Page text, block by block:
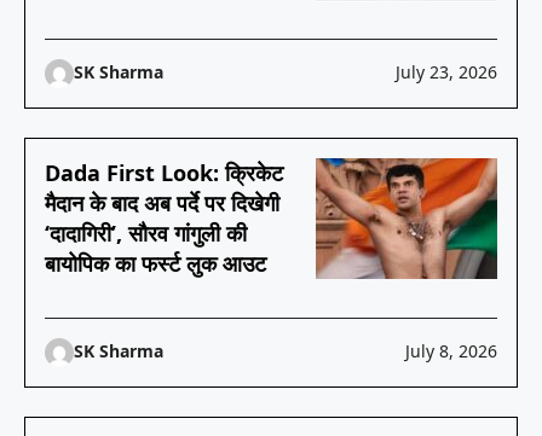
SK Sharma July 23, 2026
Dada First Look: क्रिकेट
मैदान के बाद अब पर्दे पर दिखेगी
‘दादागिरी’, सौरव गांगुली की
बायोपिक का फर्स्ट लुक आउट
SK Sharma July 8, 2026